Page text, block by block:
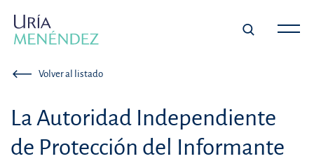
Volver al listado
La Autoridad Independiente
de Protección del Informante